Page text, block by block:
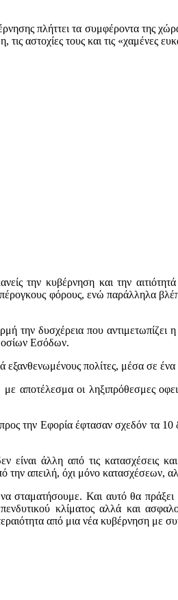
πλήττει τα συμφέροντα της
τις αστοχίες τους και τις «χαμένες
την κυβέρνηση και την
φόρους, ενώ παράλληλα
δυσχέρεια που αντιμετωπίζει
Εσόδων.
πολίτες, μέσα σε
οι ληξιπρόθεσμες
την Εφορία έφτασαν σχεδόν τα
άλλη από τις κατασχέσεις
απειλή, όχι μόνο κατασχέσεων,
σταματήσουμε. Και αυτό θα
κλίματος αλλά και
από μια νέα κυβέρνηση με